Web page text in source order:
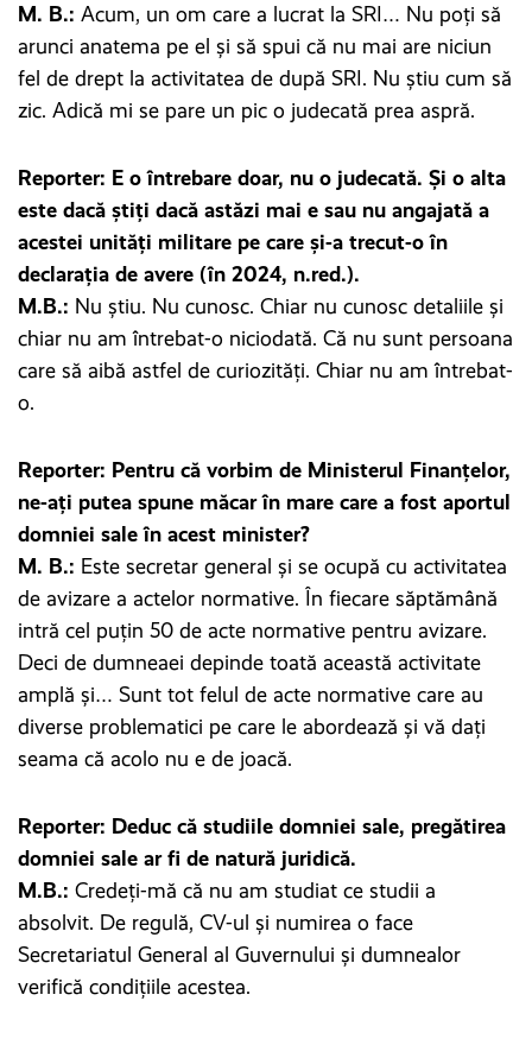
M. B.: Acum, un om care a lucrat la SRI… Nu poți să
arunci anatema pe el și să spui că nu mai are niciun
fel de drept la activitatea de după SRI. Nu știu cum să
zic. Adică mi se pare un pic o judecată prea aspră.
Reporter: E o întrebare doar, nu o judecată. Și o alta
este dacă știți dacă astăzi mai e sau nu angajată a
acestei unități militare pe care și-a trecut-o în
declarația de avere (în 2024, n.red.).
M.B.: Nu știu. Nu cunosc. Chiar nu cunosc detaliile și
chiar nu am întrebat-o niciodată. Că nu sunt persoana
care să aibă astfel de curiozități. Chiar nu am întrebat-
o.
Reporter: Pentru că vorbim de Ministerul Finanțelor,
ne-ați putea spune măcar în mare care a fost aportul
domniei sale în acest minister?
M. B.: Este secretar general și se ocupă cu activitatea
de avizare a actelor normative. În fiecare săptămână
intră cel puțin 50 de acte normative pentru avizare.
Deci de dumneaei depinde toată această activitate
amplă și… Sunt tot felul de acte normative care au
diverse problematici pe care le abordează și vă dați
seama că acolo nu e de joacă.
Reporter: Deduc că studiile domniei sale, pregătirea
domniei sale ar fi de natură juridică.
M.B.: Credeți-mă că nu am studiat ce studii a
absolvit. De regulă, CV-ul și numirea o face
Secretariatul General al Guvernului și dumnealor
verifică condițiile acestea.